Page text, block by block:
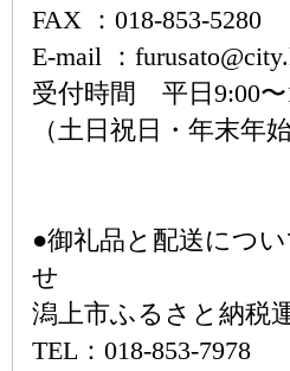
FAX ：018-853-5280
E-mail ：
受付時間 平日9:00〜
（土日祝日・年末年
●御礼品と配送につ
せ
潟上市ふるさと納税
TEL：018-853-7978